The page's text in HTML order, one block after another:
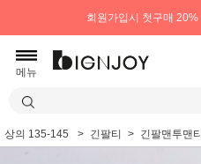
회원가입시 첫구매 20%
메뉴
상의 135-145 긴팔티 긴팔맨투맨티